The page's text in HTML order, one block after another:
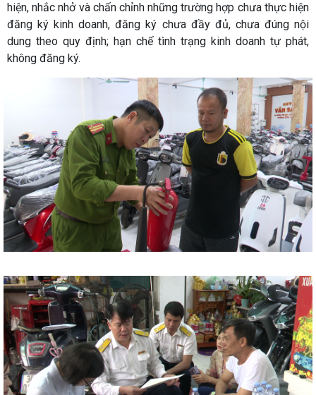
hiện, nhắc nhở và chấn chỉnh những trường hợp chưa thực hiện
đăng ký kinh doanh, đăng ký chưa đầy đủ, chưa đúng nội
dung theo quy định; hạn chế tình trạng kinh doanh tự phát,
không đăng ký.